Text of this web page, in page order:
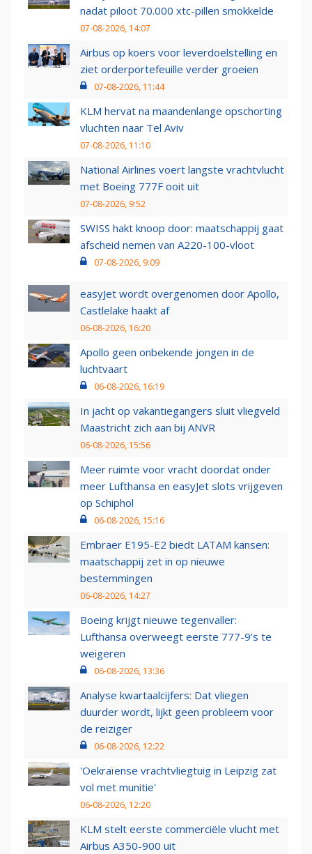
nadat piloot 70.000 xtc-pillen smokkelde
07-08-2026, 14:07
Airbus op koers voor leverdoelstelling en
ziet orderportefeuille verder groeien
07-08-2026, 11:44
KLM hervat na maandenlange opschorting
vluchten naar Tel Aviv
07-08-2026, 11:10
National Airlines voert langste vrachtvlucht
met Boeing 777F ooit uit
07-08-2026, 9:52
SWISS hakt knoop door: maatschappij gaat
afscheid nemen van A220-100-vloot
07-08-2026, 9:09
easyJet wordt overgenomen door Apollo,
Castlelake haakt af
06-08-2026, 16:20
Apollo geen onbekende jongen in de
luchtvaart
06-08-2026, 16:19
In jacht op vakantiegangers sluit vliegveld
Maastricht zich aan bij ANVR
06-08-2026, 15:56
Meer ruimte voor vracht doordat onder
meer Lufthansa en easyJet slots vrijgeven
op Schiphol
06-08-2026, 15:16
Embraer E195-E2 biedt LATAM kansen:
maatschappij zet in op nieuwe
bestemmingen
06-08-2026, 14:27
Boeing krijgt nieuwe tegenvaller:
Lufthansa overweegt eerste 777-9’s te
weigeren
06-08-2026, 13:36
Analyse kwartaalcijfers: Dat vliegen
duurder wordt, lijkt geen probleem voor
de reiziger
06-08-2026, 12:22
'Oekraïense vrachtvliegtuig in Leipzig zat
vol met munitie'
06-08-2026, 12:20
KLM stelt eerste commerciële vlucht met
Airbus A350-900 uit